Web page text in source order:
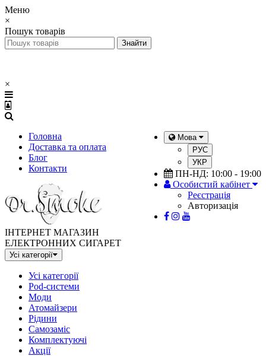
Меню
×
Пошук товарів
×
Головна
Доставка та оплата
Блог
Контакти
Мова
РУС
УКР
ПН-НД: 10:00 - 19:00
Особистий кабінет
Реєстрація
Авторизація
ІНТЕРНЕТ МАГАЗИН
ЕЛЕКТРОННИХ СИГАРЕТ
Усі категорії
Усі категорії
Pod-системи
Моди
Атомайзери
Рідини
Самозаміс
Комплектуючі
Акції